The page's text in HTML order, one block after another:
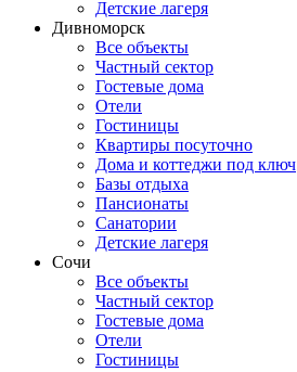
Детские лагеря
Дивноморск
Все объекты
Частный сектор
Гостевые дома
Отели
Гостиницы
Квартиры посуточно
Дома и коттеджи под ключ
Базы отдыха
Пансионаты
Санатории
Детские лагеря
Сочи
Все объекты
Частный сектор
Гостевые дома
Отели
Гостиницы